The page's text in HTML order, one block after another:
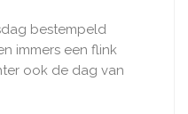
bestempeld
immers een flink
ook de dag van